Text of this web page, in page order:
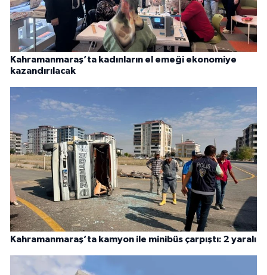
Kahramanmaraş’ta kadınların el emeği ekonomiye
kazandırılacak
Kahramanmaraş’ta kamyon ile minibüs çarpıştı: 2 yaralı